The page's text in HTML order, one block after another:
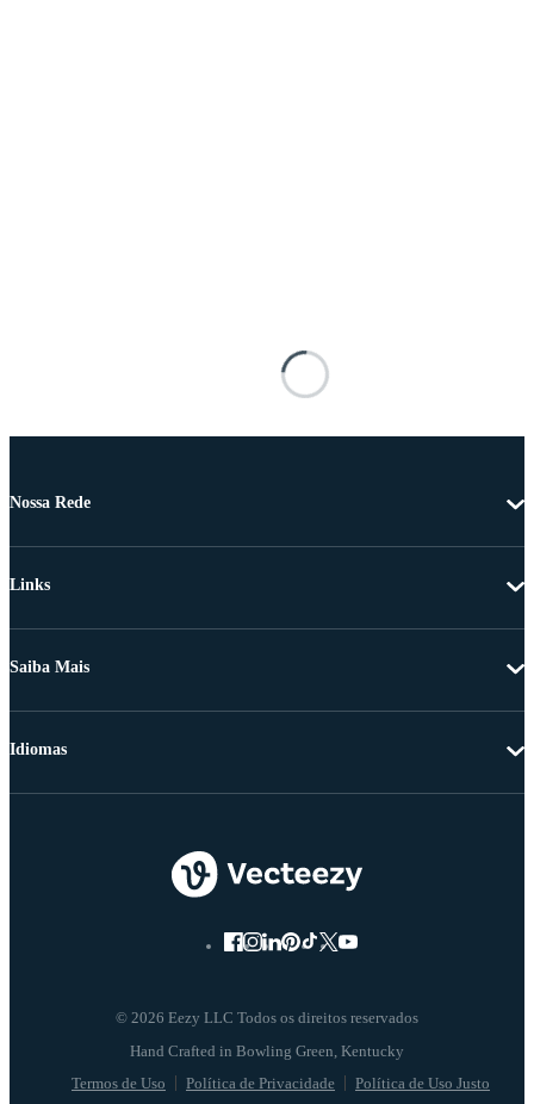
Nossa Rede
Links
Saiba Mais
© 2026 Eezy LLC Todos os direitos reservados
Termos de Uso Política de Privacidade Política de Uso Justo
Idiomas